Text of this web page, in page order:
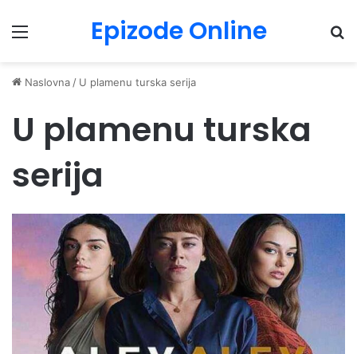
Menu Epizode Online
Naslovna / U plamenu turska serija
U plamenu turska
serija